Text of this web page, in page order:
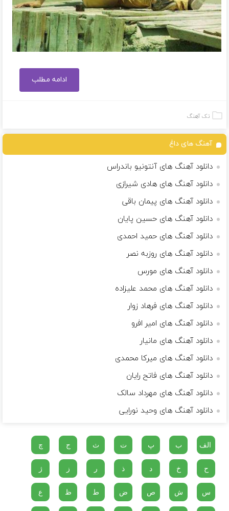
ادامه مطلب
تک آهنگ
آهنگ های داغ
دانلود آهنگ های آنتونیو باندراس
دانلود آهنگ های هادی شیرازی
دانلود آهنگ های پیمان باقی
دانلود آهنگ های حسین پایان
دانلود آهنگ های حمید احمدی
دانلود آهنگ های روزبه نصر
دانلود آهنگ های مورس
دانلود آهنگ های محمد علیزاده
دانلود آهنگ های فرهاد زوار
دانلود آهنگ های امیر افرو
دانلود آهنگ های مانیار
دانلود آهنگ های میرکا محمدی
دانلود آهنگ های فاتح رایان
دانلود آهنگ های مهرداد سالک
دانلود آهنگ های وحید نورایی
الف ب پ ت ث ج چ
ح خ د ذ ر ز ژ
س ش ص ض ط ظ ع